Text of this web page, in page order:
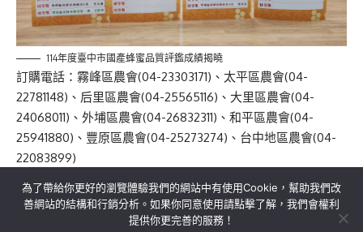
114年度臺中市國產蜂蜜品質評鑑成績揭曉
訂購電話：霧峰區農會(04-23303171)、太平區農會(04-
22781148)、后里區農會(04-25565116)、大里區農會(04-
24068011)、外埔區農會(04-26832311)、和平區農會(04-
25941880)、豐原區農會(04-25273274)、台中地區農會(04-
22083899)
關於我們 隱私權政策 聯絡我們
為了帶給你更好的瀏覽體驗我們的網站中有使用Cookie，幫助我們改
善網站的結構和行銷分析。如果你同意使用請點擊了解，我們會權利
提供你更完善的服務！